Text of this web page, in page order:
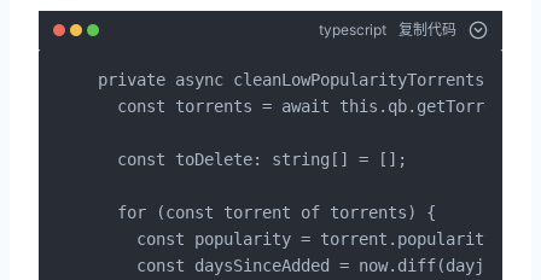
typescript 复制代码
private async cleanLowPopularityTorrents():
const torrents = await
  const toDelete: string[] = [];
  for (const torrent of torrents) {
const popularity = torrent.popularity ??
const daysSinceAdded =